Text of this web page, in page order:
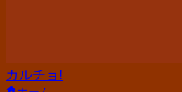
カルチョ!